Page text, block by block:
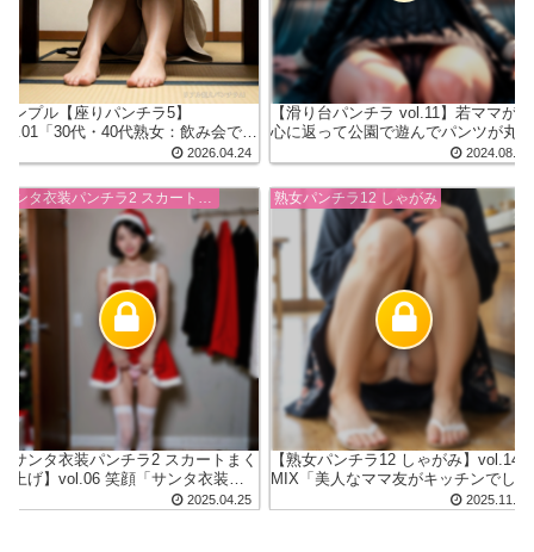
ンプル【座りパンチラ5】
「30代・40代熟女：飲み会でテ
2026.04.24
【滑り台パンチラ vol.11】若ママが童
心に返って公園で遊んでパンツが丸見
2024.08.06
サンタ衣装パンチラ2 スカートまく
上げ】vol.06 笑顔「サンタ衣装で
分でスカートをまくり上げてパン
を見せてくれる美女（20代30
2025.04.25
熟女パンチラ12 しゃがみ
【熟女パンチラ12 しゃがみ】vol.14
MIX「美人なママ友がキッチンでしゃ
2025.11.12